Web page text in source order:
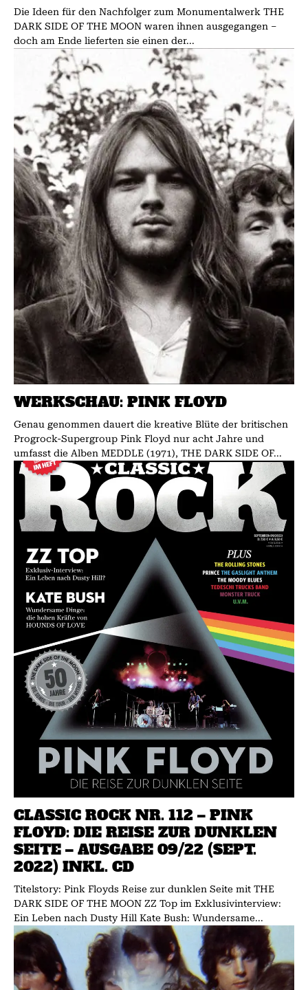
Die Ideen für den Nachfolger zum Monumentalwerk THE
DARK SIDE OF THE MOON waren ihnen ausgegangen –
doch am Ende lieferten sie einen der...
WERKSCHAU: PINK FLOYD
Genau genommen dauert die kreative Blüte der britischen
Progrock-Supergroup Pink Floyd nur acht Jahre und
umfasst die Alben MEDDLE (1971), THE DARK SIDE OF...
CLASSIC ROCK NR. 112 – PINK
FLOYD: DIE REISE ZUR DUNKLEN
SEITE – AUSGABE 09/22 (SEPT.
2022) INKL. CD
Titelstory: Pink Floyds Reise zur dunklen Seite mit THE
DARK SIDE OF THE MOON ZZ Top im Exklusivinterview:
Ein Leben nach Dusty Hill Kate Bush: Wundersame...